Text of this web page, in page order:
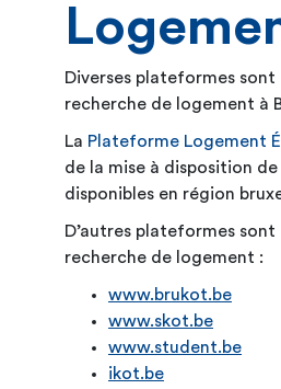
Diverses plateformes
recherche de logement à
La Plateforme Logement
de la mise à disposition
disponibles en région
D’autres plateformes
recherche de logement :
www.brukot.be
www.skot.be
www.student.be
ikot.be